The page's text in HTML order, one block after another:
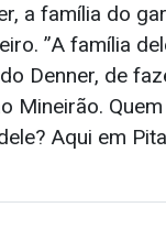
a família do
”A família
Denner, de
Mineirão.
Aqui em